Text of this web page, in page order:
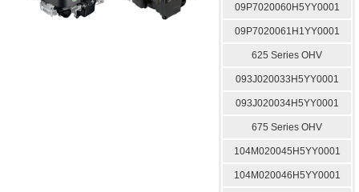
09P7020060H5YY0001
09P7020061H1YY0001
625 Series OHV
093J020033H5YY0001
093J020034H5YY0001
675 Series OHV
104M020045H5YY0001
104M020046H5YY0001